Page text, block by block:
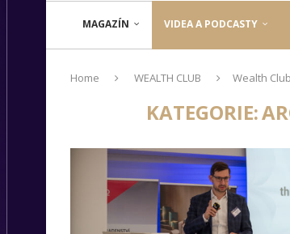
MAGAZÍN VIDEA A PODCASTY
Home WEALTH CLUB Wealth
KATEGORIE: